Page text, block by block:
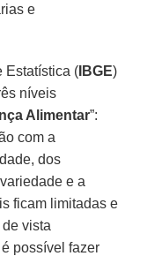
e
Estatística ( IBGE)
níveis
Alimentar”:
com a
dos
e a
ficam limitadas e
vista
possível fazer